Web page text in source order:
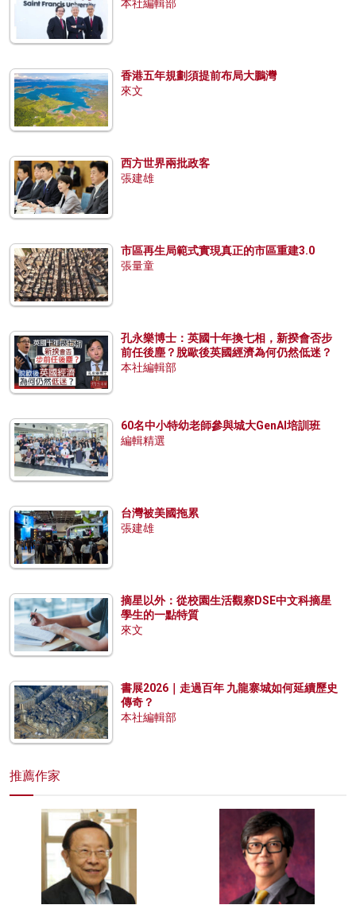
本社編輯部
香港五年規劃須提前布局大鵬灣
來文
西方世界兩批政客
張建雄
市區再生局範式實現真正的市區重建3.0
張量童
孔永樂博士：英國十年換七相，新揆會否步
前任後塵？脫歐後英國經濟為何仍然低迷？
本社編輯部
60名中小特幼老師參與城大GenAI培訓班
編輯精選
台灣被美國拖累
張建雄
摘星以外：從校園生活觀察DSE中文科摘星
學生的一點特質
來文
書展2026｜走過百年 九龍寨城如何延續歷史
傳奇？
本社編輯部
推薦作家